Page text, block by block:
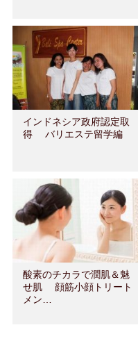
インドネシア政府認定取
得 バリエステ留学編
酸素のチカラで潤肌＆魅
せ肌 顔筋小顔トリート
メン…